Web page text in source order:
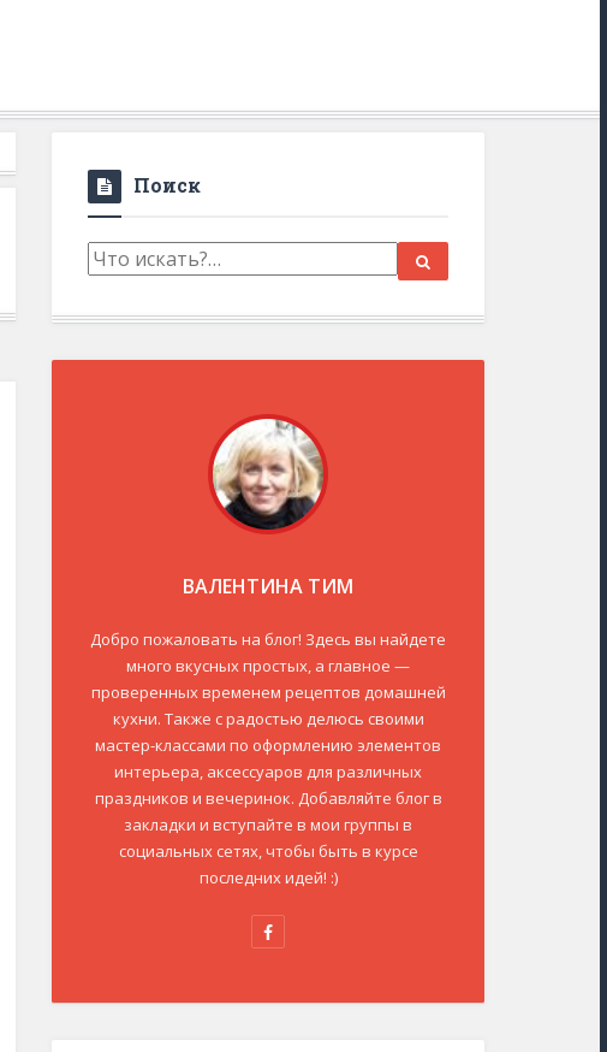
Поиск
ВАЛЕНТИНА ТИМ
Добро пожаловать на блог! Здесь вы найдете
много вкусных простых, а главное —
проверенных временем рецептов домашней
кухни. Также с радостью делюсь своими
мастер-классами по оформлению элементов
интерьера, аксессуаров для различных
праздников и вечеринок. Добавляйте блог в
закладки и вступайте в мои группы в
социальных сетях, чтобы быть в курсе
последних идей! :)